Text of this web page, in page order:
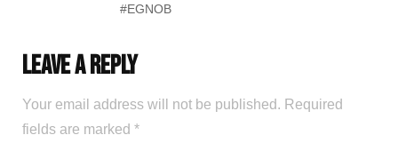
#EGNOB
Leave a Reply
Your email address will not be published. Required
fields are marked *